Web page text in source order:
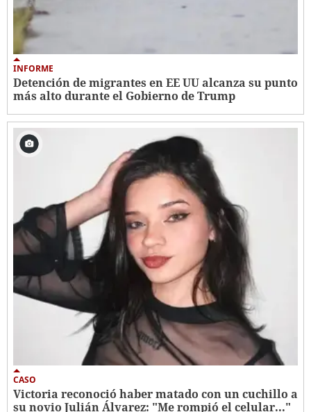
INFORME
Detención de migrantes en EE UU alcanza su punto
más alto durante el Gobierno de Trump
CASO
Victoria reconoció haber matado con un cuchillo a
su novio Julián Álvarez: "Me rompió el celular..."